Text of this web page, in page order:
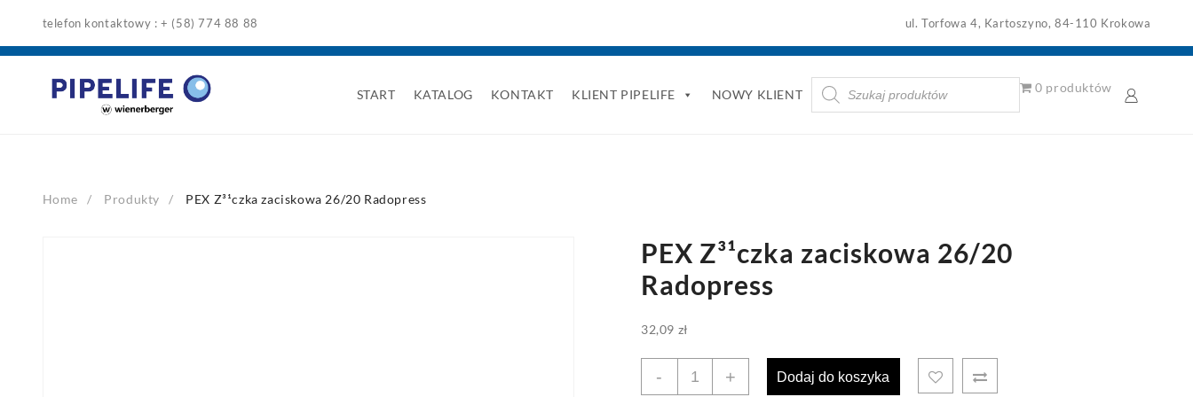
content
telefon kontaktowy : + (58) 774 88 88 ul. Torfowa 4, Kartoszyno, 84-110 Krokowa
START KATALOG KONTAKT KLIENT PIPELIFE NOWY KLIENT
Wyszukiwarka
produktów
0 produktów
Home Produkty PEX Z³¹czka zaciskowa 26/20 Radopress
PEX Z³¹czka zaciskowa 26/20
Radopress
32,09 zł
-
ilość
PEX
+ Dodaj do koszyka